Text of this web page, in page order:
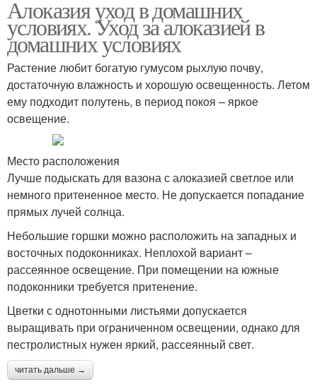
Алоказия уход в домашних
условиях. Уход за алоказией в
домашних условиях
Растение любит богатую гумусом рыхлую почву,
достаточную влажность и хорошую освещенность. Летом
ему подходит полутень, в период покоя – яркое
освещение.
Место расположения
Лучше подыскать для вазона с алоказией светлое или
немного притененное место. Не допускается попадание
прямых лучей солнца.
Небольшие горшки можно расположить на западных и
восточных подоконниках. Неплохой вариант –
рассеянное освещение. При помещении на южные
подоконники требуется притенение.
Цветки с однотонными листьями допускается
выращивать при ограниченном освещении, однако для
пестролистных нужен яркий, рассеянный свет.
читать дальше →